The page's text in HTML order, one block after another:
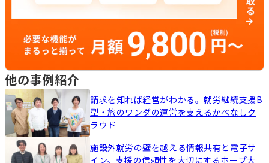
他の事例紹介
請求を知れば経営がわかる。就労継続支援B
型・旅のワンダの運営を支えるかべなしク
ラウド
施設外就労の壁を越える情報共有と電子サ
イン。支援の信頼性を大切にするホープ大